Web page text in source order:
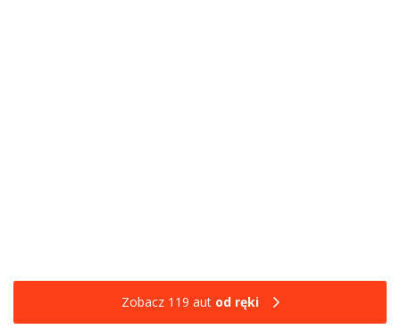
Zobacz 119 aut od ręki